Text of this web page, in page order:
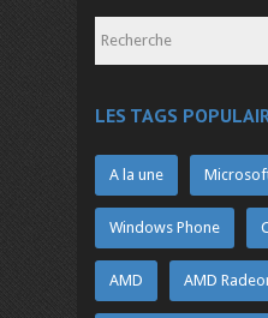
LES TAGS
A la une
Windows Phone
AMD AMD